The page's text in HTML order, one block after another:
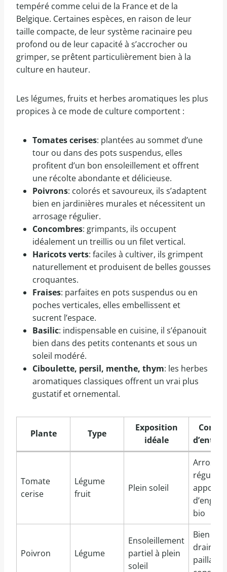
tempéré comme celui de la France et de la
Belgique. Certaines espèces, en raison de leur
taille compacte, de leur système racinaire peu
profond ou de leur capacité à s’accrocher ou
grimper, se prêtent particulièrement bien à la
culture en hauteur.
Les légumes, fruits et herbes aromatiques les plus
propices à ce mode de culture comportent :
Tomates cerises: plantées au sommet d’une
tour ou dans des pots suspendus, elles
profitent d’un bon ensoleillement et offrent
une récolte abondante et délicieuse.
Poivrons: colorés et savoureux, ils s’adaptent
bien en jardinières murales et nécessitent un
arrosage régulier.
Concombres: grimpants, ils occupent
idéalement un treillis ou un filet vertical.
Haricots verts: faciles à cultiver, ils grimpent
naturellement et produisent de belles gousses
croquantes.
Fraises: parfaites en pots suspendus ou en
poches verticales, elles embellissent et
sucrent l’espace.
Basilic: indispensable en cuisine, il s’épanouit
bien dans des petits contenants et sous un
soleil modéré.
Ciboulette, persil, menthe, thym: les herbes
aromatiques classiques offrent un vrai plus
gustatif et ornemental.
Plante Type
Exposition
idéale
Tomate
cerise
Légume
fruit
Plein soleil
régulier,
apport
bio
Poivron Légume
Ensoleillement
partiel à plein
soleil
Bien
drainer,
paillage